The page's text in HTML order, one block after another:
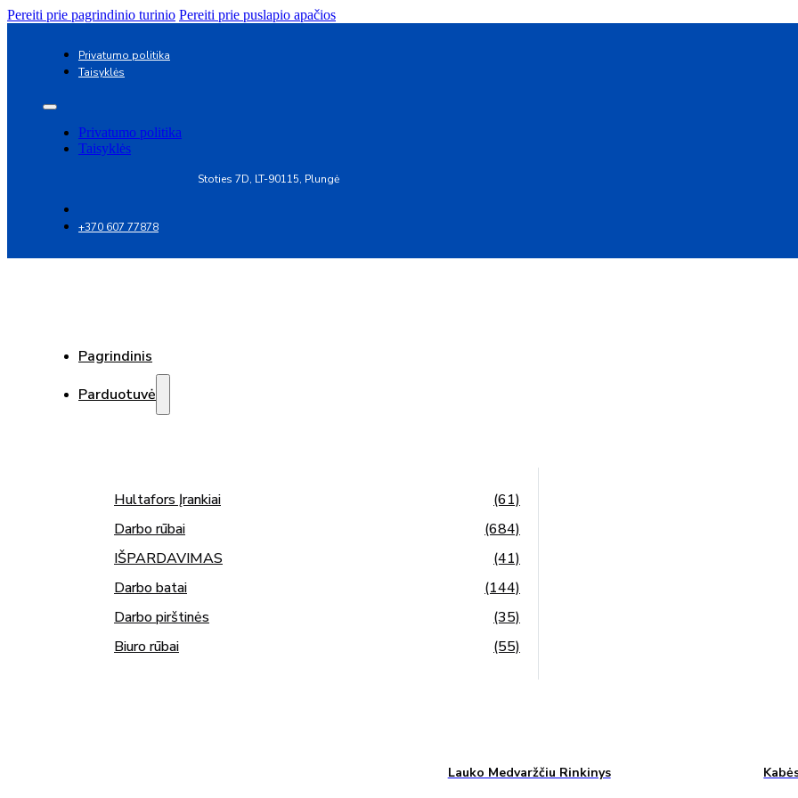
Pereiti prie pagrindinio turinio Pereiti prie puslapio apačios
Privatumo politika
Taisyklės
Privatumo politika
Taisyklės
Stoties 7D, LT-90115, Plungė
+370 607 77878
Pagrindinis
Parduotuvė
Hultafors Įrankiai
(61)
Darbo rūbai
(684)
IŠPARDAVIMAS
(41)
Darbo batai
(144)
Darbo pirštinės
(35)
Biuro rūbai
(55)
Lauko Medvaržčiu Rinkinys